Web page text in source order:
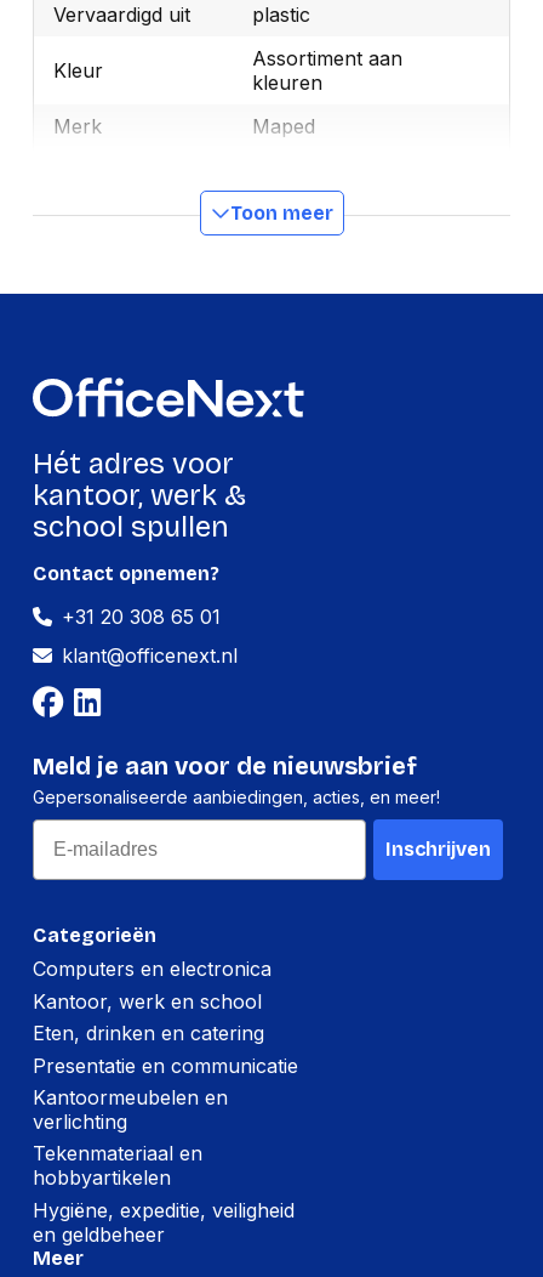
Vervaardigd uit
plastic
Kleur
Assortiment aan
kleuren
Merk
Maped
Manufacturer Part
I049220
Productformaat
Breedte
Hoogte
Gewicht
Verpakking
Per stuk
Hoeveelheid:
1 stuk
Breedte:
96 millimeter
Hoogte:
Gewicht:
Per doos
Hoeveelheid:
24 stuks
Breedte:
Hoogte:
Lengte:
Gewicht:
Toon meer
Hét adres voor
kantoor, werk &
school spullen
Categorieën
Computers en electronica
Kantoor, werk en school
Eten, drinken en catering
Presentatie en communicatie
Kantoormeubelen en
verlichting
Tekenmateriaal en
hobbyartikelen
Hygiëne, expeditie, veiligheid
en geldbeheer
Meer
Contact opnemen?
+31 20 308 65 01
klant@officenext.nl
Meld je aan voor de nieuwsbrief
Gepersonaliseerde aanbiedingen, acties, en meer!
Email
Inschrijven